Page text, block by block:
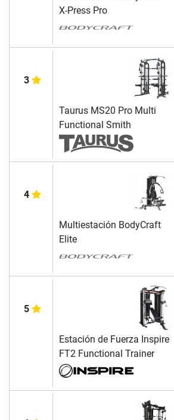
X-Press Pro
3
Taurus MS20 Pro Multi
Functional Smith
4
Multiestación BodyCraft
Elite
5
Estación de Fuerza Inspire
FT2 Functional Trainer